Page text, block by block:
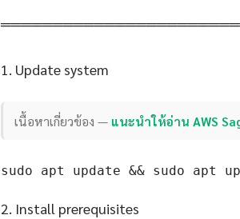
1. Update system
เนื้อหาเกี่ยวข้อง — แนะนำให้อ่าน AWS
sudo apt update && sudo apt
2. Install prerequisites